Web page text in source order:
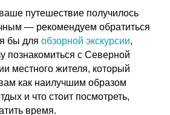
путешествие получилось
— рекомендуем обратиться
бы для обзорной экскурсии,
познакомиться с Северной
местного жителя, который
как наилучшим образом
и что стоит посмотреть,
время.